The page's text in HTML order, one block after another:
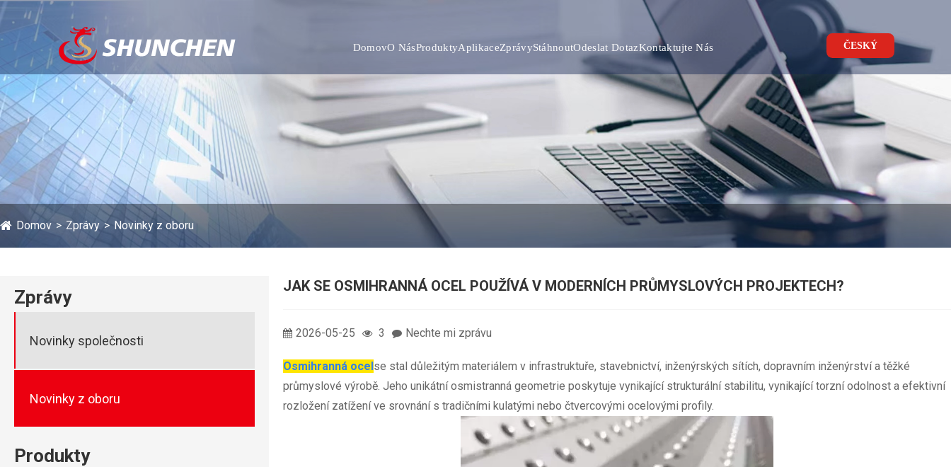
DomovO NásProduktyAplikaceZprávyStáhnoutOdeslat DotazKontaktujte Nás ČESKÝ
Domov Zprávy Novinky z oboru
Zprávy
Novinky společnosti
Novinky z oboru
Produkty
JAK SE OSMIHRANNÁ OCEL POUŽÍVÁ V MODERNÍCH PRŮMYSLOVÝCH PROJEKTECH?
2026-05-25 3 Nechte mi zprávu
Osmihranná ocelse stal důležitým materiálem v infrastruktuře, stavebnictví, inženýrských sítích, dopravním inženýrství a těžké
průmyslové výrobě. Jeho unikátní osmistranná geometrie poskytuje vynikající strukturální stabilitu, vynikající torzní odolnost a efektivní
rozložení zatížení ve srovnání s tradičními kulatými nebo čtvercovými ocelovými profily.